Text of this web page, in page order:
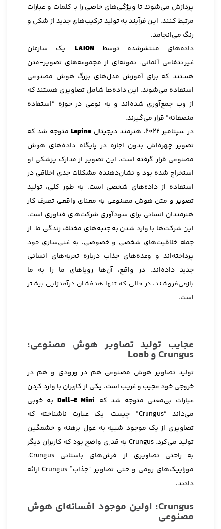
پردازش می‌شوند تا ویژگی‌های خاصی را با کلمات و عبارات
مرتبط کنند. این فرآیند به تولید ترکیب‌های جدید از شکل و
رنگ می‌انجامد.
داده‌های منتشرشده توسط LAION، یک سازمان
غیرانتفاعی آلمانی، نمونه‌ای از مجموعه‌های تصویر-متن
هستند که برای آموزش مدل‌های بزرگ هوش مصنوعی
استفاده می‌شوند. این داده‌ها شامل تصاویری هستند که
از وب جمع‌آوری شده‌اند و به نوعی در حوزه “استفاده
منصفانه” قرار می‌گیرند.
در سپتامبر 2022، هنرمند دیجیتال
Lapineمتوجه شد که
تصویر چهره‌اش بدون اجازه در پایگاه داده‌های هوش
مصنوعی قرار گرفته است. این تصویر از مدارک پزشکی او
استخراج شده بود و نشان‌دهنده مشکلات جدی اخلاقی در
استفاده از داده‌های شخصی است. به طور کلی، تولید
تصویر و متن هوش مصنوعی به معنای واقعی تصرف کار
هنرمندان انسانی برای سودآوری شرکت‌های فناوری است.
این شرکت‌ها با وارد شدن به جنبه‌های مختلف زندگی ما، از
جمله خلاقیت‌های شخصی و خصوصی، به غنی‌سازی خود
پرداخته‌اند و وعده‌های جذاب درباره تجربه‌های انسانی
جدید داده‌اند. در واقع، آن‌ها رویاهای ما را به ما
بازمی‌فروشند، در حالی که تنها هدفشان درآمدزایی بیشتر
است.
عجایب تولید تصاویر هوش مصنوعی:
Crungus و Loab
تولید تصاویر هوش مصنوعی هم در ورودی و هم در
خروجی خود عجیب و غریب است. یکی از کاربران با وارد کردن
عبارات بی‌معنی متوجه شد که Dall-E Miniبه خوبی
می‌داند “Crungus” چیست: یک عبارت ناشناخته که
تصاویری از یک موجود شبیه به غول برهنه و خشمگین
تولید می‌کرد. Crungus به قدری واضح بود که کاربران دیگر
به راحتی تصاویری از فرش‌های باستانی Crungus،
موزاییک‌های رومی و حتی تصاویر “جذاب” Crungus ارائه
دادند.
Crungus: اولین موجود افسانه‌ای هوش
مصنوعی